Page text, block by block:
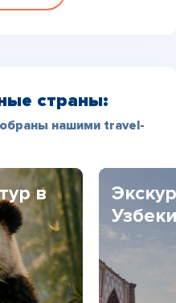
страны:
нашими travel-
в